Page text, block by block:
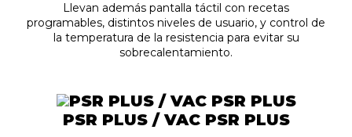
Llevan además pantalla táctil con recetas
programables, distintos niveles de usuario, y control de
la temperatura de la resistencia para evitar su
sobrecalentamiento.
PSR PLUS / VAC PSR PLUS